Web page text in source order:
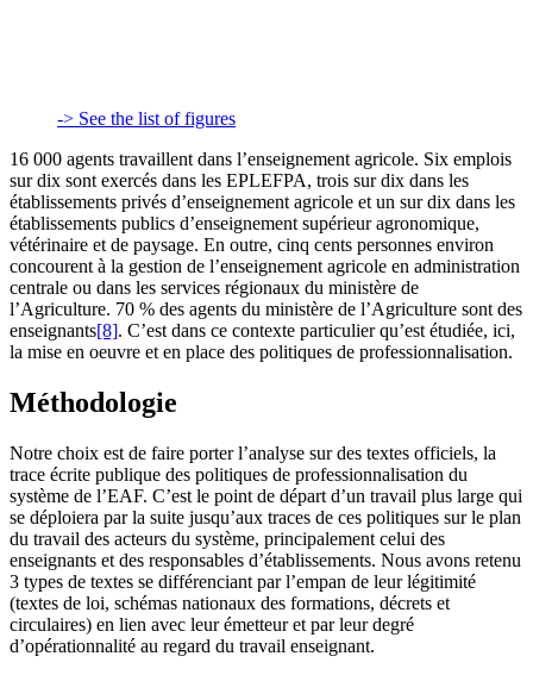
-> See the list of figures
16 000 agents travaillent dans l’enseignement agricole. Six emplois
sur dix sont exercés dans les EPLEFPA, trois sur dix dans les
établissements privés d’enseignement agricole et un sur dix dans les
établissements publics d’enseignement supérieur agronomique,
vétérinaire et de paysage. En outre, cinq cents personnes environ
concourent à la gestion de l’enseignement agricole en administration
centrale ou dans les services régionaux du ministère de
l’Agriculture. 70 % des agents du ministère de l’Agriculture sont des
enseignants[8]. C’est dans ce contexte particulier qu’est étudiée, ici,
la mise en oeuvre et en place des politiques de professionnalisation.
Méthodologie
Notre choix est de faire porter l’analyse sur des textes officiels, la
trace écrite publique des politiques de professionnalisation du
système de l’EAF. C’est le point de départ d’un travail plus large qui
se déploiera par la suite jusqu’aux traces de ces politiques sur le plan
du travail des acteurs du système, principalement celui des
enseignants et des responsables d’établissements. Nous avons retenu
3 types de textes se différenciant par l’empan de leur légitimité
(textes de loi, schémas nationaux des formations, décrets et
circulaires) en lien avec leur émetteur et par leur degré
d’opérationnalité au regard du travail enseignant.